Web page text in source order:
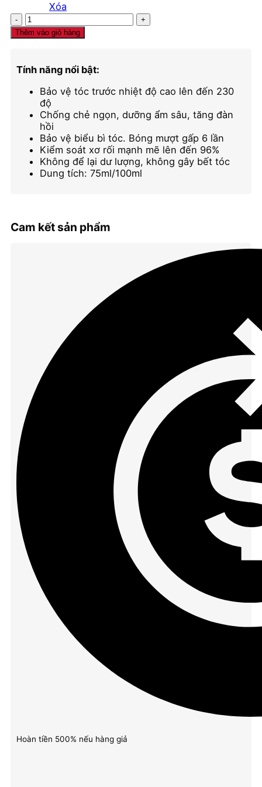
Xóa
Tinh
dầu
dưỡng
chắc
khỏe
Kerastase
Elixir
Ultime
lượng
Thêm vào giỏ hàng
Tính năng nổi bật:
Bảo vệ tóc trước nhiệt độ cao lên đến 230
độ
Chống chẻ ngọn, dưỡng ẩm sâu, tăng đàn
hồi
Bảo vệ biểu bì tóc. Bóng mượt gấp 6 lần
Kiểm soát xơ rối mạnh mẽ lên đến 96%
Không để lại dư lượng, không gây bết tóc
Dung tích: 75ml/100ml
Cam kết sản phẩm
Hoàn tiền 500% nếu hàng giả